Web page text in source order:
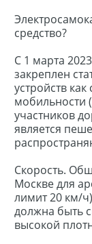
средство?
С 1 марта
закреплен
устройств
мобильности
участников
является
Скорость.
Москве для
лимит 20 км/
должна быть
высокой